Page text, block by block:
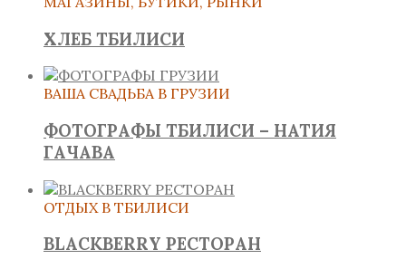
ХЛЕБ ТБИЛИСИ
ВАША СВАДЬБА В ГРУЗИИ
ФОТОГРАФЫ ТБИЛИСИ – НАТИЯ
ГАЧАВА
ОТДЫХ В ТБИЛИСИ
BLACKBERRY РЕСТОРАН